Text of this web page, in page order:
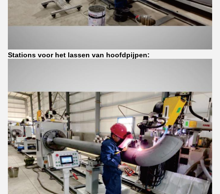
Stations voor het lassen van hoofdpijpen: